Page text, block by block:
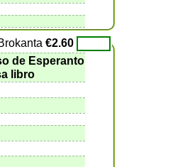
€2.60
de Esperanto
libro